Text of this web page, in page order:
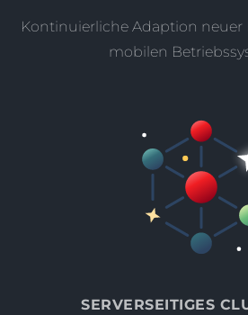
Kontinuierliche Adaption
mobilen
SERVERSEITIGES